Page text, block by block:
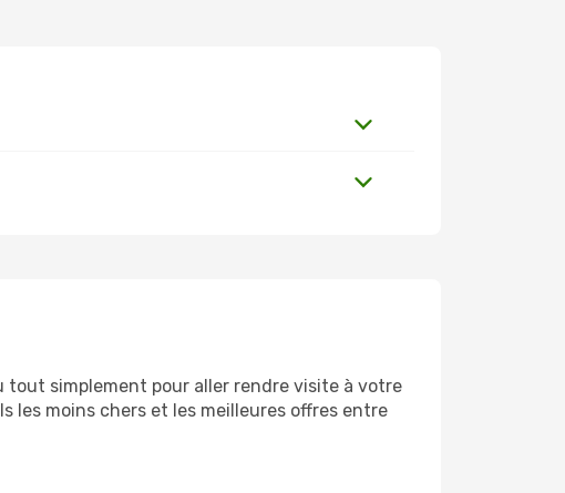
tout simplement pour aller rendre visite à votre
les moins chers et les meilleures offres entre